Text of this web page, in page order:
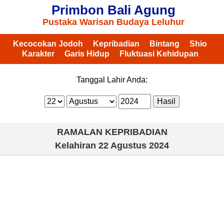
Primbon Bali Agung
Pustaka Warisan Budaya Leluhur
Kecocokan Jodoh Kepribadian Bintang
Shio
Karakter
Garis Hidup Fluktuasi Kehidupan
Tanggal Lahir Anda:
RAMALAN KEPRIBADIAN
Kelahiran 22 Agustus 2024